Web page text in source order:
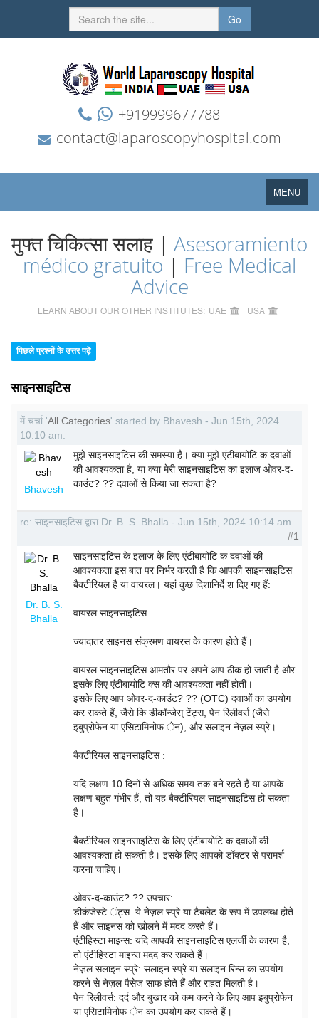
Go
+919999677788
contact@laparoscopyhospital.com
Toggle
navigation
MENU
मुफ्त चिकित्सा सलाह | Asesoramiento
médico gratuito| Free Medical
Advice
LEARN ABOUT OUR OTHER INSTITUTES: UAE USA
पिछले प्रश्नों के उत्तर पढ़ें
साइनसाइटिस
में चर्चा 'All Categories' started by Bhavesh - Jun 15th, 2024
10:10 am.
Bhavesh
मुझे साइनसाइटिस की समस्या है। क्या मुझे एंटीबायोटि क दवाओं
की आवश्यकता है, या क्या मेरी साइनसाइटिस का इलाज ओवर-द-
काउंट? ?? दवाओं से किया जा सकता है?
re: साइनसाइटिस द्वारा Dr. B. S. Bhalla - Jun 15th, 2024 10:14 am
#1
Dr. B. S.
Bhalla
साइनसाइटिस के इलाज के लिए एंटीबायोटि क दवाओं की
आवश्यकता इस बात पर निर्भर करती है कि आपकी साइनसाइटिस
बैक्टीरियल है या वायरल। यहां कुछ दिशानिर्दे श दिए गए हैं:
वायरल साइनसाइटिस :
ज्यादातर साइनस संक्रमण वायरस के कारण होते हैं।
वायरल साइनसाइटिस आमतौर पर अपने आप ठीक हो जाती है और
इसके लिए एंटीबायोटि क्स की आवश्यकता नहीं होती।
इसके लिए आप ओवर-द-काउंट? ?? (OTC) दवाओं का उपयोग
कर सकते हैं, जैसे कि डीकॉन्जेस् टेंट्स, पेन रिलीवर्स (जैसे
इबुप्रोफेन या एसिटामिनोफ ेन), और सलाइन नेज़ल स्प्रे।
बैक्टीरियल साइनसाइटिस :
यदि लक्षण 10 दिनों से अधिक समय तक बने रहते हैं या आपके
लक्षण बहुत गंभीर हैं, तो यह बैक्टीरियल साइनसाइटिस हो सकता
है।
बैक्टीरियल साइनसाइटिस के लिए एंटीबायोटि क दवाओं की
आवश्यकता हो सकती है। इसके लिए आपको डॉक्टर से परामर्श
करना चाहिए।
ओवर-द-काउंट? ?? उपचार:
डीकंजेस्टे ंट्स: ये नेज़ल स्प्रे या टैबलेट के रूप में उपलब्ध होते
हैं और साइनस को खोलने में मदद करते हैं।
एंटीहिस्टा माइन्स: यदि आपकी साइनसाइटिस एलर्जी के कारण है,
तो एंटीहिस्टा माइन्स मदद कर सकते हैं।
नेज़ल सलाइन स्प्रे: सलाइन स्प्रे या सलाइन रिन्स का उपयोग
करने से नेज़ल पैसेज साफ होते हैं और राहत मिलती है।
पेन रिलीवर्स: दर्द और बुखार को कम करने के लिए आप इबुप्रोफेन
या एसिटामिनोफ ेन का उपयोग कर सकते हैं।